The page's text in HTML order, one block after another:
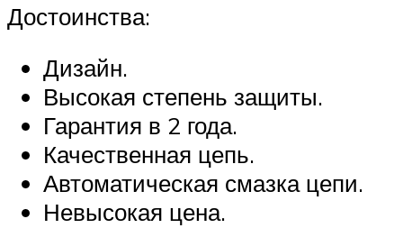
Достоинства:
Дизайн.
Высокая степень защиты.
Гарантия в 2 года.
Качественная цепь.
Автоматическая смазка цепи.
Невысокая цена.